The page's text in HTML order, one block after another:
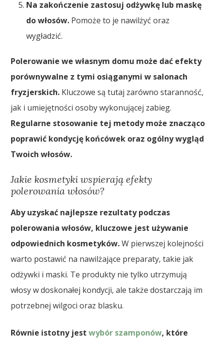
Na zakończenie zastosuj odżywkę lub maskę
do włosów. Pomoże to je nawilżyć oraz
wygładzić.
Polerowanie we własnym domu może dać efekty
porównywalne z tymi osiąganymi w salonach
fryzjerskich. Kluczowe są tutaj zarówno staranność,
jak i umiejętności osoby wykonującej zabieg.
Regularne stosowanie tej metody może znacząco
poprawić kondycję końcówek oraz ogólny wygląd
Twoich włosów.
Jakie kosmetyki wspierają efekty
polerowania włosów?
Aby uzyskać najlepsze rezultaty podczas
polerowania włosów, kluczowe jest używanie
odpowiednich kosmetyków.W pierwszej kolejności
warto postawić na nawilżające preparaty, takie jak
odżywki i maski. Te produkty nie tylko utrzymują
włosy w doskonałej kondycji, ale także dostarczają im
potrzebnej wilgoci oraz blasku.
Równie istotny jestwybór szamponów, które